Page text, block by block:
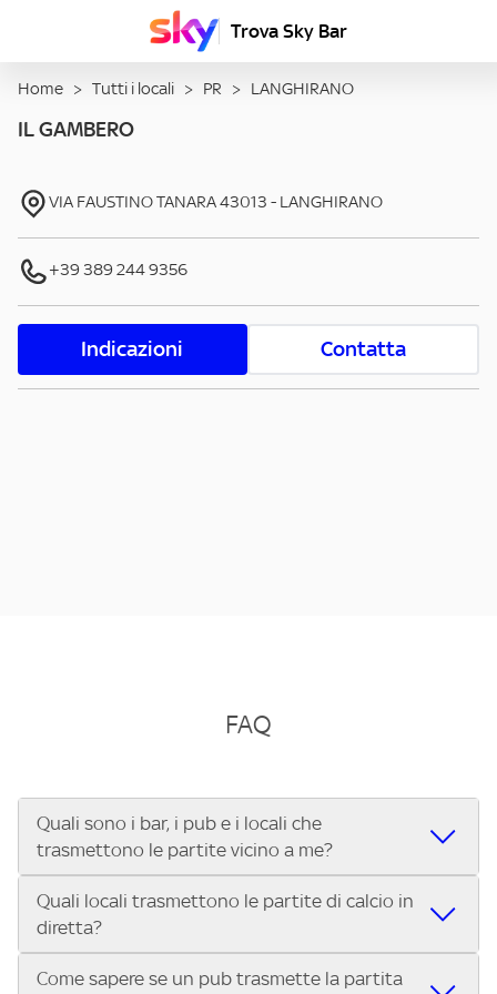
Trova Sky Bar
Home > Tutti i locali > PR > LANGHIRANO
IL GAMBERO
VIA FAUSTINO TANARA43013 - LANGHIRANO
+39 389 244 9356
Indicazioni Contatta
FAQ
Quali sono i bar, i pub e i locali che
trasmettono le partite vicino a me?
Se cerchi un bar, pub, ristorante o locale vicino a te per
vedere le partite di Serie A ENILIVE, la Serie C Sky Wifi, la
UEFA Champions League, la UEFA Europa League, la UEFA
Conference League, il Tennis, la Formula 1®, la MotoGP™ e
Quali locali trasmettono le partite di calcio in
diretta?
Vuoi sapere quali bar, pub o ristoranti mostrano le partite
Come sapere se un pub trasmette la partita